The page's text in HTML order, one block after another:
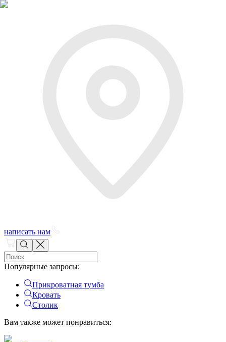
написать нам
Популярные запросы:
Прикроватная тумба
Кровать
Столик
Вам также может понравиться: